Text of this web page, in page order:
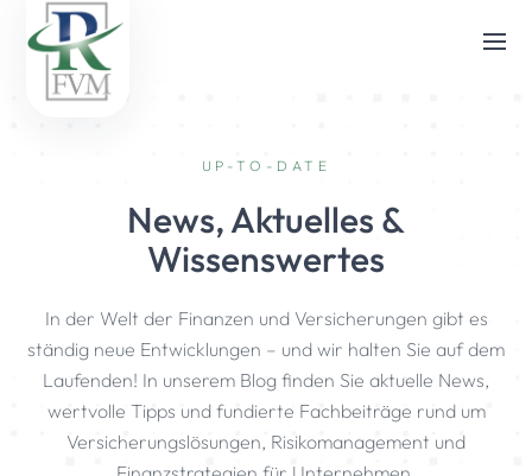
UP-TO-DATE
News, Aktuelles &
Wissenswertes
In der Welt der Finanzen und Versicherungen gibt es
ständig neue Entwicklungen – und wir halten Sie auf dem
Laufenden! In unserem Blog finden Sie aktuelle News,
wertvolle Tipps und fundierte Fachbeiträge rund um
Versicherungslösungen, Risikomanagement und